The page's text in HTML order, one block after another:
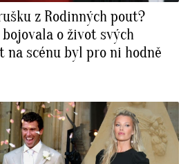
z Rodinných pout?
o život svých
na scénu byl pro ni hodně